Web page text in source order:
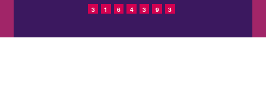
3 1 6 4 3 9 3